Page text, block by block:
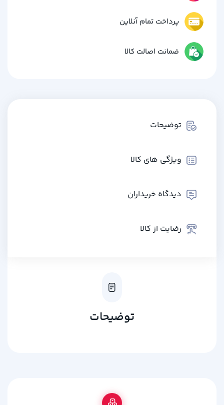
پرداخت تمام آنلاین
ضمانت اصالت کالا
توضیحات
ویژگی های کالا
دیدگاه خریداران
رضایت از کالا
توضیحات